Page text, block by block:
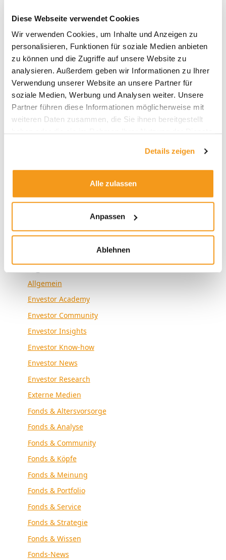
Diese Webseite verwendet Cookies
Wir verwenden Cookies, um Inhalte und Anzeigen zu
personalisieren, Funktionen für soziale Medien anbieten
zu können und die Zugriffe auf unsere Website zu
analysieren. Außerdem geben wir Informationen zu Ihrer
Verwendung unserer Website an unsere Partner für
soziale Medien, Werbung und Analysen weiter. Unsere
Partner führen diese Informationen möglicherweise mit
weiteren Daten zusammen, die Sie ihnen bereitgestellt
Details zeigen
Alle zulassen
Anpassen
Ablehnen
Archive
2026
2025
2023
2022
2018
Kategorien
Allgemein
Envestor Academy
Envestor Community
Envestor Insights
Envestor Know-how
Envestor News
Envestor Research
Externe Medien
Fonds & Altersvorsorge
Fonds & Analyse
Fonds & Community
Fonds & Köpfe
Fonds & Meinung
Fonds & Portfolio
Fonds & Service
Fonds & Strategie
Fonds & Wissen
Fonds-News